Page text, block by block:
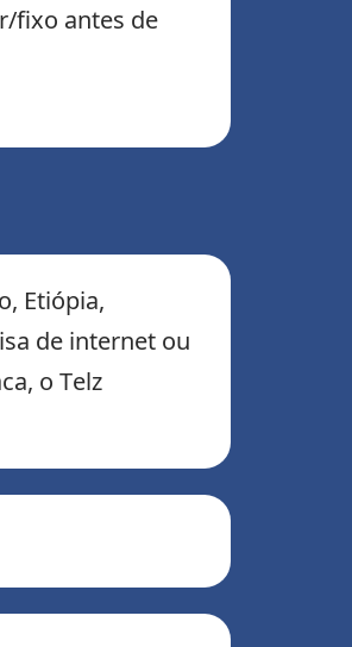
fixo antes de
Etiópia,
de internet ou
o Telz